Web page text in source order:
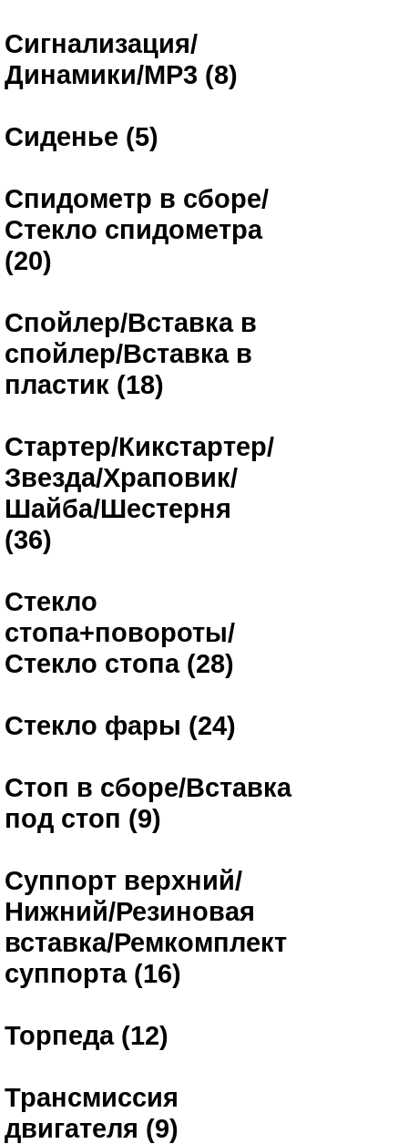
Сигнализация/
Динамики/MP3 (8)
Сиденье (5)
Спидометр в сборе/
Стекло спидометра
(20)
Спойлер/Вставка в
спойлер/Вставка в
пластик (18)
Стартер/Кикстартер/
Звезда/Храповик/
Шайба/Шестерня
(36)
Стекло
стопа+повороты/
Стекло стопа (28)
Стекло фары (24)
Стоп в сборе/Вставка
под стоп (9)
Суппорт верхний/
Нижний/Резиновая
вставка/Ремкомплект
суппорта (16)
Торпеда (12)
Трансмиссия
двигателя (9)